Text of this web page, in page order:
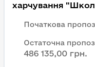
харчування
Початкова
Остаточна
486 135,00 грн.